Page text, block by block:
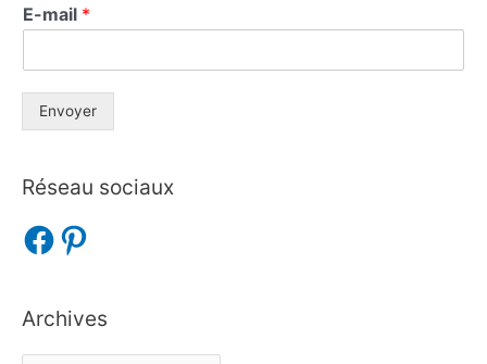
E-mail *
Envoyer
Réseau sociaux
Archives